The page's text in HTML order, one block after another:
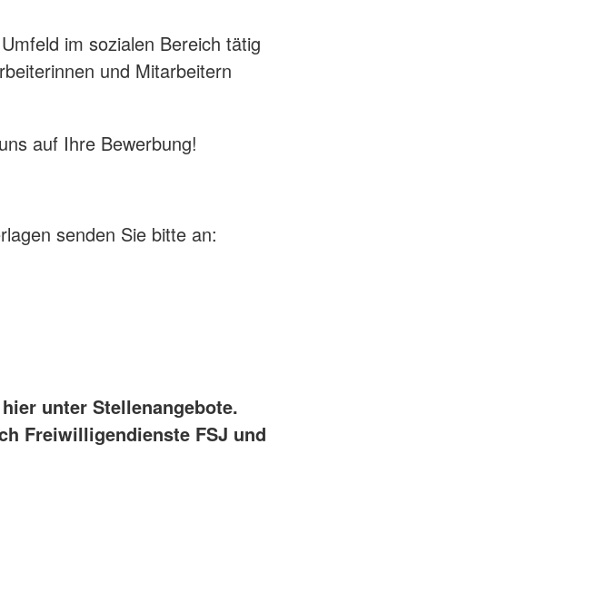
im sozialen Bereich tätig
und Mitarbeitern
auf Ihre Bewerbung!
senden Sie bitte an:
unter Stellenangebote.
Freiwilligendienste FSJ und